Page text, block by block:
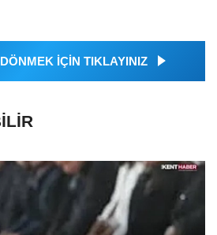
İÇİN TIKLAYINIZ